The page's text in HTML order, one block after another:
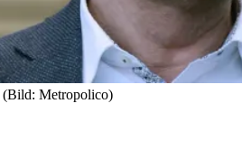
(Bild: Metropolico)